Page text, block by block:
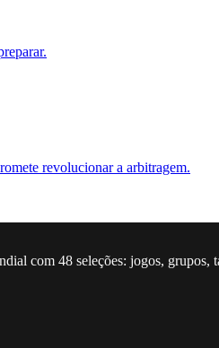
revolucionar a arbitragem.
com 48 seleções: jogos, grupos,